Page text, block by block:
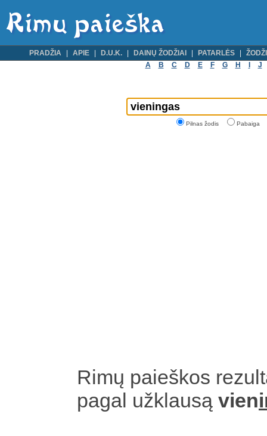
PRADŽIA APIE D.U.K. DAINŲ ŽODŽIAI PATARLĖS
A
B C D E F G H J
Pilnas žodis Pabaiga
Rimų paieškos
pagal užklausą vien